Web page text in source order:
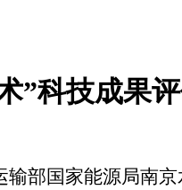
”科技成果
部国家能源局南